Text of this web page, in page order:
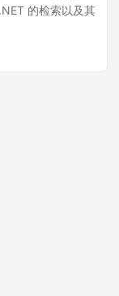
的检索以及其